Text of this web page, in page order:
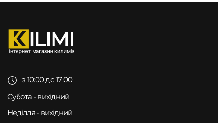
з 10:00 до 17:00
Субота - вихідний
Неділля - вихідний